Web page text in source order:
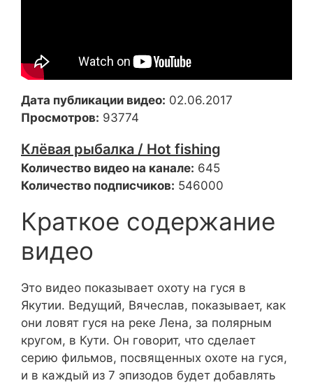
Дата публикации видео: 02.06.2017
Просмотров: 93774
Клёвая рыбалка / Hot fishing
Количество видео на канале: 645
Количество подписчиков: 546000
Краткое содержание
видео
Это видео показывает охоту на гуся в
Якутии. Ведущий, Вячеслав, показывает, как
они ловят гуся на реке Лена, за полярным
кругом, в Кути. Он говорит, что сделает
серию фильмов, посвященных охоте на гуся,
и в каждый из 7 эпизодов будет добавлять